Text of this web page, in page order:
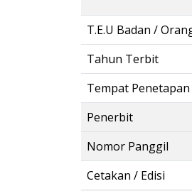
T.E.U Badan /
Tahun Terbit
Tempat
Penerbit
Nomor Panggil
Cetakan / Edisi